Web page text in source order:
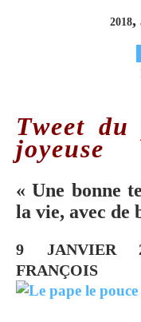
2018,
Tweet
joyeuse
« Une bonne
la vie, avec de
9 JANVIER
FRANÇOIS